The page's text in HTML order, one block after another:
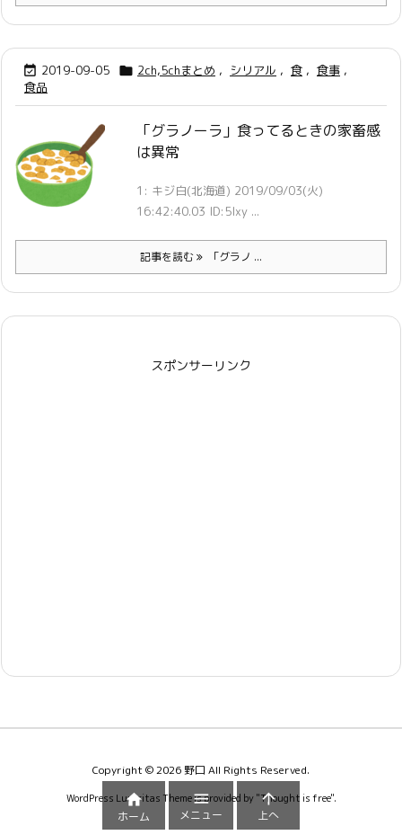
 2019-09-05  2ch,5chまとめ , シリアル , 食 , 食事 ,
食品
「グラノーラ」食ってるときの家畜感
は異常
1: キジ白(北海道) 2019/09/03(火)
16:42:40.03 ID:5lxy ...
記事を読む 「グラノ ...
スポンサーリンク
Copyright ©2026 野口 All Rights Reserved.
WordPress Luxeritas Theme is provided by "Thought is free".

ホーム

メニュー

上へ